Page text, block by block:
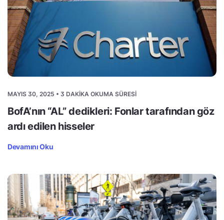
MAYIS 30, 2025 • 3 DAKIKA OKUMA SÜRESI
BofA’nın “AL” dedikleri: Fonlar tarafından göz
ardı edilen hisseler
Devamını Oku